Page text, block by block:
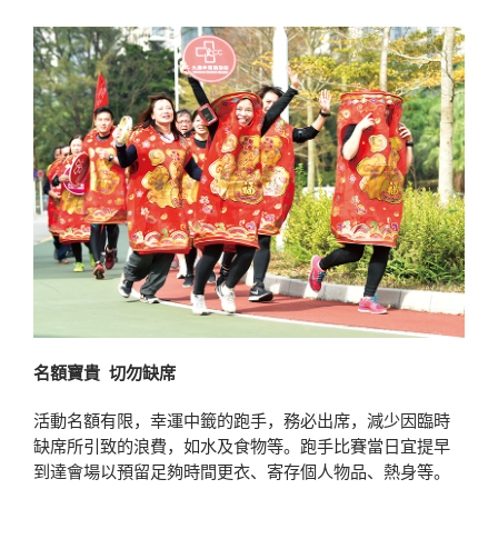
名額寶貴 切勿缺席
活動名額有限，幸運中籤的跑手，務必出席，減少因臨時
缺席所引致的浪費，如水及食物等。跑手比賽當日宜提早
到達會場以預留足夠時間更衣、寄存個人物品、熱身等。